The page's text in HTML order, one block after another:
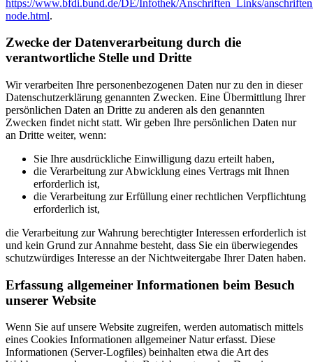
https://www.bfdi.bund.de/DE/Infothek/Anschriften_Links/
node.html.
Zwecke der Datenverarbeitung durch die
verantwortliche Stelle und Dritte
Wir verarbeiten Ihre personenbezogenen Daten nur zu den in dieser
Datenschutzerklärung genannten Zwecken. Eine Übermittlung Ihrer
persönlichen Daten an Dritte zu anderen als den genannten
Zwecken findet nicht statt. Wir geben Ihre persönlichen Daten nur
an Dritte weiter, wenn:
Sie Ihre ausdrückliche Einwilligung dazu erteilt haben,
die Verarbeitung zur Abwicklung eines Vertrags mit Ihnen
erforderlich ist,
die Verarbeitung zur Erfüllung einer rechtlichen Verpflichtung
erforderlich ist,
die Verarbeitung zur Wahrung berechtigter Interessen erforderlich ist
und kein Grund zur Annahme besteht, dass Sie ein überwiegendes
schutzwürdiges Interesse an der Nichtweitergabe Ihrer Daten haben.
Erfassung allgemeiner Informationen beim Besuch
unserer Website
Wenn Sie auf unsere Website zugreifen, werden automatisch mittels
eines Cookies Informationen allgemeiner Natur erfasst. Diese
Informationen (Server-Logfiles) beinhalten etwa die Art des